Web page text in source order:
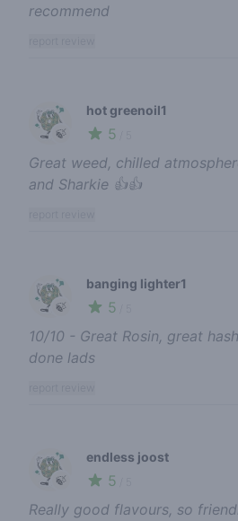
recommend
🍃
hot greenoil1
5
Great weed, chilled
and Sharkie 👍👍
🍃
banging lighter1
5
10/10 - Great Rosin, great
done lads
🍃
endless joost
5
Really good flavours, so